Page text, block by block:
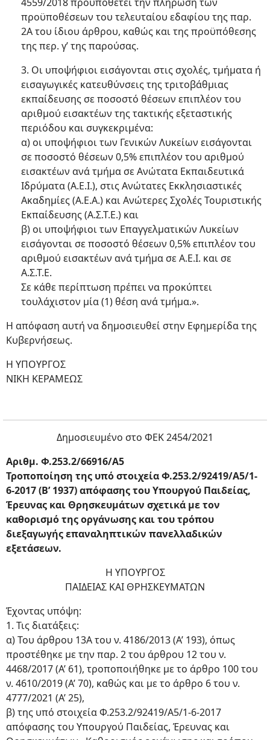
προϋποθέσεων του τελευταίου εδαφίου της παρ.
2Α του ίδιου άρθρου, καθώς και της προϋπόθεσης
της περ. γ’ της παρούσας.
3. Οι υποψήφιοι εισάγονται στις σχολές, τμήματα ή
εισαγωγικές κατευθύνσεις της τριτοβάθμιας
εκπαίδευσης σε ποσοστό θέσεων επιπλέον του
αριθμού εισακτέων της τακτικής εξεταστικής
περιόδου και συγκεκριμένα:
α) οι υποψήφιοι των Γενικών Λυκείων εισάγονται
σε ποσοστό θέσεων 0,5% επιπλέον του αριθμού
εισακτέων ανά τμήμα σε Ανώτατα Εκπαιδευτικά
Ιδρύματα (Α.Ε.Ι.), στις Ανώτατες Εκκλησιαστικές
Ακαδημίες (Α.Ε.Α.) και Ανώτερες Σχολές Τουριστικής
Εκπαίδευσης (Α.Σ.Τ.Ε.) και
β) οι υποψήφιοι των Επαγγελματικών Λυκείων
εισάγονται σε ποσοστό θέσεων 0,5% επιπλέον του
αριθμού εισακτέων ανά τμήμα σε Α.Ε.Ι. και σε
Α.Σ.Τ.Ε.
Σε κάθε περίπτωση πρέπει να προκύπτει
τουλάχιστον μία (1) θέση ανά τμήμα.».
Η απόφαση αυτή να δημοσιευθεί στην Εφημερίδα της
Κυβερνήσεως.
Η ΥΠΟΥΡΓΟΣ
ΝΙΚΗ ΚΕΡΑΜΕΩΣ
Δημοσιευμένο στο ΦΕΚ 2454/2021
Αριθμ. Φ.253.2/66916/A5
Τροποποίηση της υπό στοιχεία Φ.253.2/92419/A5/1-
6-2017 (Β’ 1937) απόφασης του Υπουργού Παιδείας,
Έρευνας και Θρησκευμάτων σχετικά με τον
καθορισμό της οργάνωσης και του τρόπου
διεξαγωγής επαναληπτικών πανελλαδικών
εξετάσεων.
Η ΥΠΟΥΡΓΟΣ
ΠΑΙΔΕΙΑΣ ΚΑΙ ΘΡΗΣΚΕΥΜΑΤΩΝ
Έχοντας υπόψη:
1. Τις διατάξεις:
α) Του άρθρου 13Α του ν. 4186/2013 (Α’ 193), όπως
προστέθηκε με την παρ. 2 του άρθρου 12 του ν.
4468/2017 (Α’ 61), τροποποιήθηκε με το άρθρο 100 του
ν. 4610/2019 (Α’ 70), καθώς και με το άρθρο 6 του ν.
4777/2021 (Α’ 25),
β) της υπό στοιχεία Φ.253.2/92419/A5/1-6-2017
απόφασης του Υπουργού Παιδείας, Έρευνας και